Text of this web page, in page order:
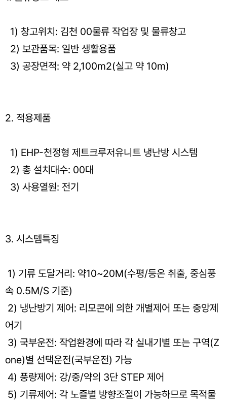
1) 창고위치: 김천 00물류 작업장 및 물류창고
2) 보관품목: 일반 생활용품
3) 공장면적: 약 2,100m2(실고 약 10m)
2. 적용제품
1) EHP-천정형 제트크루저유니트 냉난방 시스템
2) 총 설치대수: 00대
3) 사용열원: 전기
3. 시스템특징
1) 기류 도달거리: 약10~20M(수평/등온 취출, 중심풍
속 0.5M/S 기준)
2) 냉난방기 제어: 리모콘에 의한 개별제어 또는 중앙제
어기
3) 국부운전: 작업환경에 따라 각 실내기별 또는 구역(Z
one)별 선택운전(국부운전) 가능
4) 풍량제어: 강/중/약의 3단 STEP 제어
5) 기류제어: 각 노즐별 방향조절이 가능하므로 목적물